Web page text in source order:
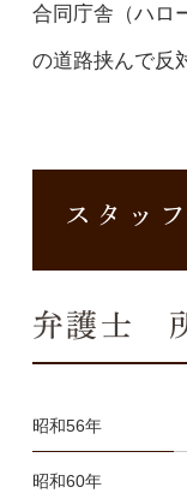
合同庁舎（ハロ
の道路挟んで反
スタッ
弁護士
昭和56年
昭和60年